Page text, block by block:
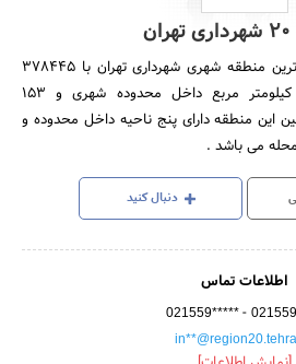
منطقه 20 (شهرری ) جنوبی ترین منطقه شهری شهرداری تهران با 378445
نفر جمعیت و وسعت 23 کیلومتر مربع داخل محدوده شهری و 153
این منطقه دارای پنج ناحیه داخل محدوده و
دنبال کنید
اطلاعات تماس
021559***** -